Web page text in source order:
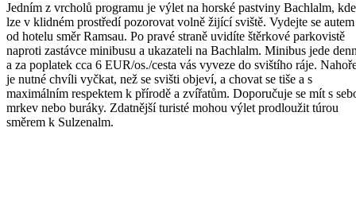
Jedním z vrcholů programu je výlet na horské pastviny Bachlalm, kde
lze v klidném prostředí pozorovat volně žijící sviště. Vydejte se autem
od hotelu směr Ramsau. Po pravé straně uvidíte štěrkové parkovistě
naproti zastávce minibusu a ukazateli na Bachlalm. Minibus jede
a za poplatek cca 6 EUR/os./cesta vás vyveze do svištího ráje.
je nutné chvíli vyčkat, než se svišti objeví, a chovat se tiše a s
maximálním respektem k přírodě a zvířatům. Doporučuje se mít s
mrkev nebo buráky. Zdatnější turisté mohou výlet prodloužit túrou
směrem k Sulzenalm.